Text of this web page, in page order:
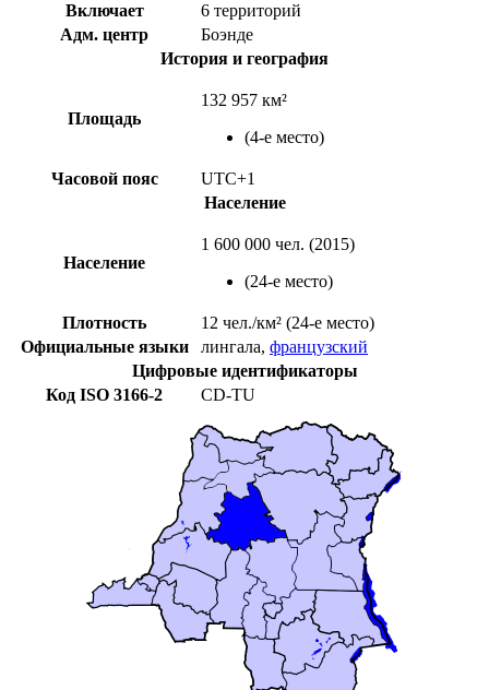
Включает
6 территорий
Адм. центр
Боэнде
История и география
Площадь
132 957 км²
(4-е место)
Часовой пояс
UTC+1
Население
Население
1 600 000 чел. (2015)
(24-е место)
Плотность 12 чел./км² (24-е место)
Официальные языки
лингала, французский
Цифровые идентификаторы
Код ISO 3166-2 CD-TU